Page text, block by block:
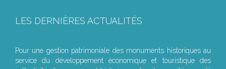
LES DERNIÈRES ACTUALITÉS
Pour une gestion patrimoniale des monuments historiques au
service du développement économique et touristique des